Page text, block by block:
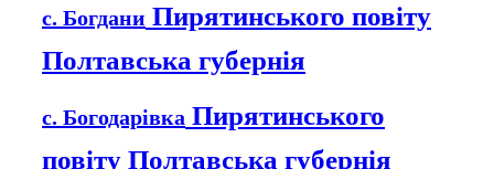
с. Богдани Пирятинського повіту
Полтавська губернія
с. Богодарівка Пирятинського
повіту Полтавська губернія